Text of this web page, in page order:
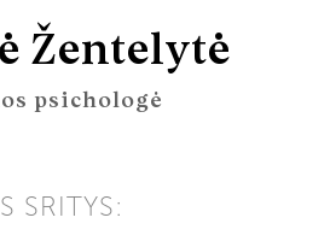
Žentelytė
psichologė
SRITYS: